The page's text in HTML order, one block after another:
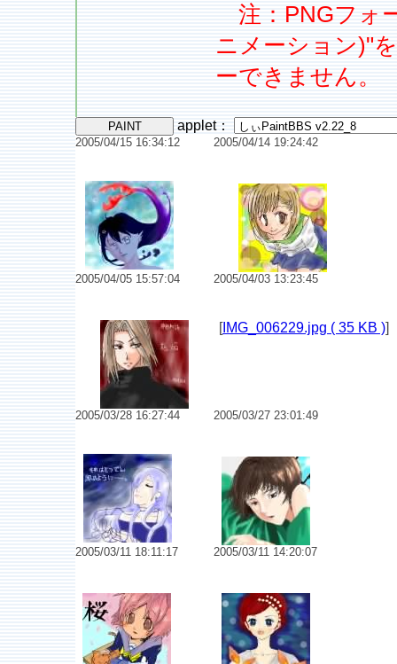
注：PNGフォ
ニメーション)"
ーできません。
applet：
2005/04/15 16:34:12 2005/04/14 19:24:42
2005/04/05 15:57:04 2005/04/03 13:23:45
[IMG_006229.jpg ( 35 KB )]
2005/03/28 16:27:44 2005/03/27 23:01:49
2005/03/11 18:11:17 2005/03/11 14:20:07